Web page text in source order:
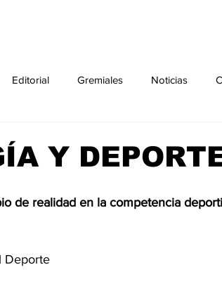
Editorial Gremiales Noticias
Y
de realidad en la competencia
Deporte